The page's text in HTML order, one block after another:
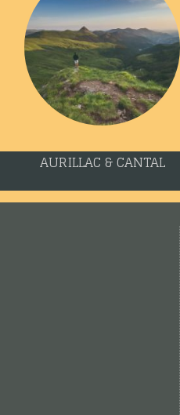
AURILLAC & CANTAL